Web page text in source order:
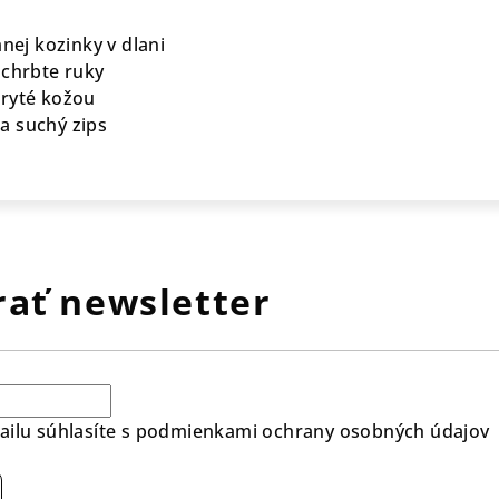
kozinky v dlani
ruky
kožou
suchý zips
newsletter
súhlasíte s podmienkami ochrany osobných údajov